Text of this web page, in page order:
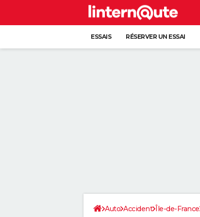
ESSAIS RÉSERVER UN ESSAI
Auto Accident Île-de-France